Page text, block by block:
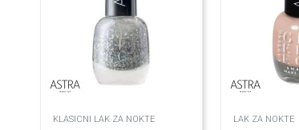
KLASICNI LAK ZA NOKTE LAK ZA NOKTE